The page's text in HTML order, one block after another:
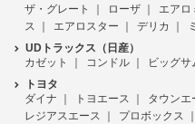
ザ・グレート
ローザ エアロ
ス
エアロスター デリカ
UDトラックス（日産）
カゼット
コンドル ビッグサ
トヨタ
ダイナ
トヨエース タウンエ
レジアスエース
プロボックス